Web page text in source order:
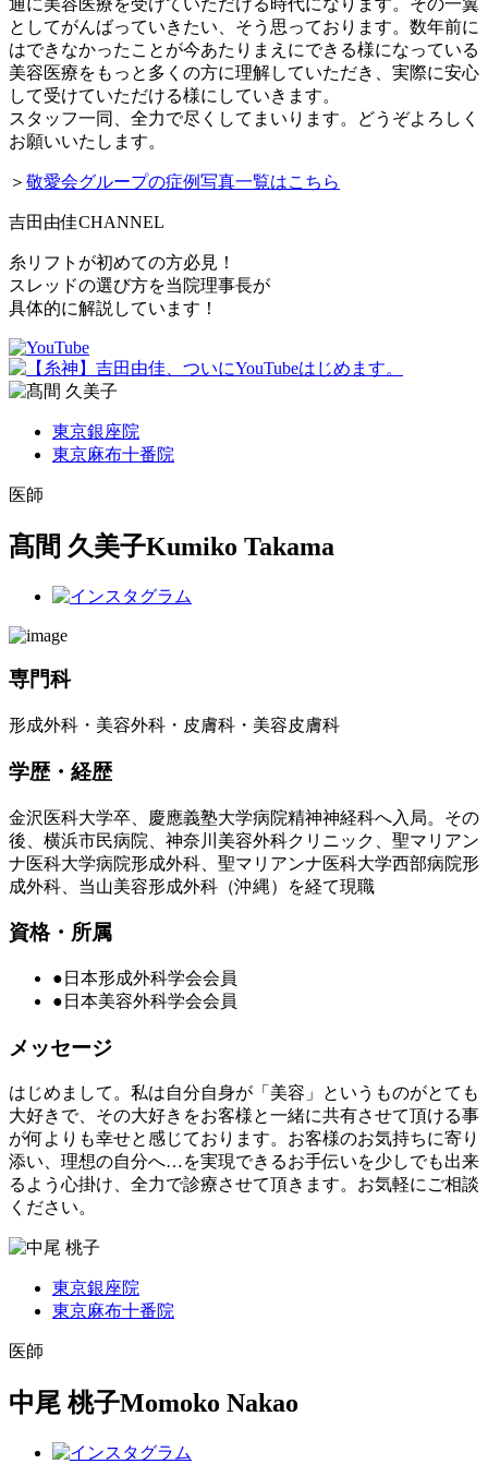
としてがんばっていきたい、そう思っております。数年前に
はできなかったことが今あたりまえにできる様になっている
美容医療をもっと多くの方に理解していただき、実際に安心
して受けていただける様にしていきます。
スタッフ一同、全力で尽くしてまいります。どうぞよろしく
お願いいたします。
＞ 敬愛会グループの症例写真一覧はこちら
吉田由佳CHANNEL
糸リフトが初めての方必見！
スレッドの選び方を当院理事長が
具体的に解説しています！
東京銀座院
東京麻布十番院
医師
髙間 久美子Kumiko Takama
専門科
形成外科・美容外科・皮膚科・美容皮膚科
学歴・経歴
金沢医科大学卒、慶應義塾大学病院精神神経科へ入局。その
後、横浜市民病院、神奈川美容外科クリニック、聖マリアン
ナ医科大学病院形成外科、聖マリアンナ医科大学西部病院形
成外科、当山美容形成外科（沖縄）を経て現職
資格・所属
●日本形成外科学会会員
●日本美容外科学会会員
メッセージ
はじめまして。私は自分自身が「美容」というものがとても
大好きで、その大好きをお客様と一緒に共有させて頂ける事
が何よりも幸せと感じております。お客様のお気持ちに寄り
添い、理想の自分へ…を実現できるお手伝いを少しでも出来
るよう心掛け、全力で診療させて頂きます。お気軽にご相談
ください。
東京銀座院
東京麻布十番院
医師
中尾 桃子Momoko Nakao